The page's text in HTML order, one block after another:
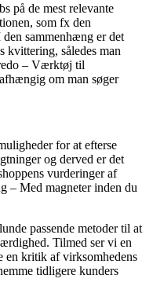
på de mest relevante
som fx den
sammenhæng er det
kvittering, således man
– Værktøj til
om man søger
for at efterse
og derved er det
vurderinger af
– Med magneter inden du
passende metoder til at
Tilmed ser vi en
en kritik af virksomhedens
tidligere kunders